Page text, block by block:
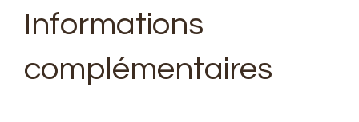
Informations
complémentaires